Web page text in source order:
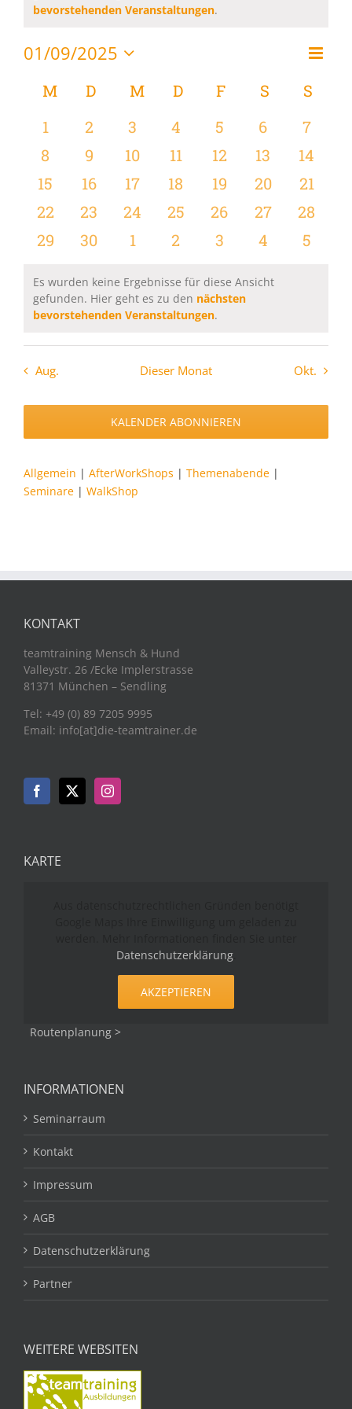
bevorstehenden Veranstaltungen.
Monat
01/09/2025
wählen.
Kalender
von
Veranstaltungen
MMONTAG
D DIENSTAG
MMITTWOCH
D DONNERSTAG
F FREITAG
S SAMSTAG
S
0
Veranstaltungen
1
0
Veranstaltungen
2
0
Veranstaltungen
3
0
Veranstaltungen
4
0
Veranstaltungen
5
0
6
0
7
0
Veranstaltungen
8
0
Veranstaltungen
9
0
Veranstaltungen
10
0
Veranstaltungen
11
0
Veranstaltungen
12
0
13
0
14
0
Veranstaltungen
15
0
Veranstaltungen
16
0
Veranstaltungen
17
0
Veranstaltungen
18
0
Veranstaltungen
19
0
20
0
21
0
Veranstaltungen
22
0
Veranstaltungen
23
0
Veranstaltungen
24
0
Veranstaltungen
25
0
Veranstaltungen
26
0
27
0
28
0
29
0
30
0
1
0
2
0
3
0
4
0
5
Hinweis
Es wurden keine Ergebnisse für diese Ansicht
gefunden. Hier geht es zu den nächsten
bevorstehenden Veranstaltungen.
Aug. Dieser Monat Okt.
KALENDER ABONNIEREN
Allgemein | AfterWorkShops | Themenabende |
Seminare | WalkShop
KONTAKT
teamtraining Mensch & Hund
Valleystr. 26 /Ecke Implerstrasse
81371 München – Sendling
Tel: +49 (0) 89 7205 9995
Email: info[at]die-teamtrainer.de
KARTE
Datenschutzerklärung.
AKZEPTIEREN
Routenplanung >
INFORMATIONEN
Seminarraum
Kontakt
Impressum
AGB
Datenschutzerklärung
Partner
WEITERE WEBSITEN